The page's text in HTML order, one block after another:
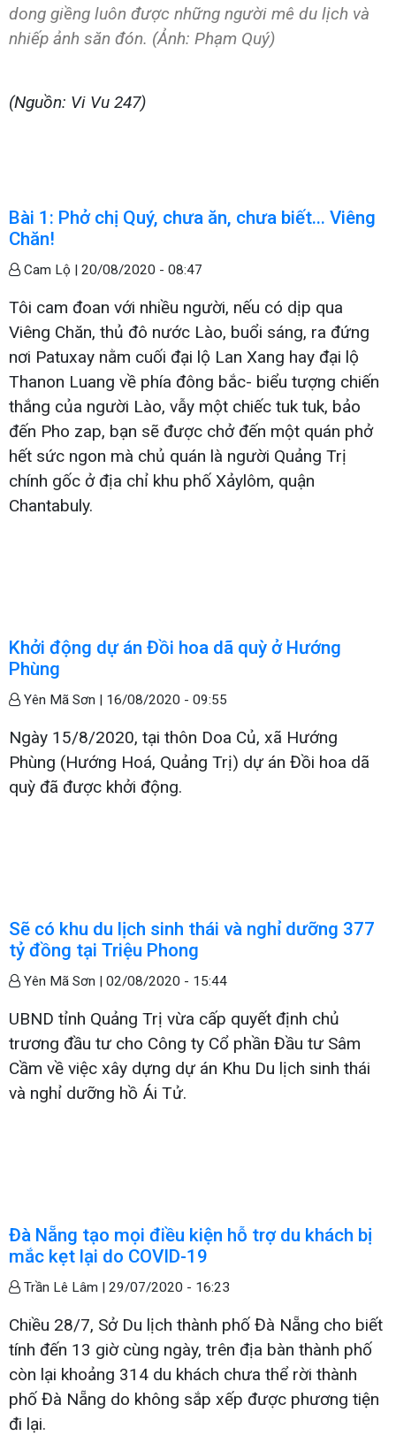
dong giềng luôn được những người mê du lịch và
nhiếp ảnh săn đón. (Ảnh: Phạm Quý)
(Nguồn: Vi Vu 247)
Bài 1: Phở chị Quý, chưa ăn, chưa biết... Viêng
Chăn!
Cam Lộ | 20/08/2020 - 08:47
Tôi cam đoan với nhiều người, nếu có dịp qua
Viêng Chăn, thủ đô nước Lào, buổi sáng, ra đứng
nơi Patuxay nằm cuối đại lộ Lan Xang hay đại lộ
Thanon Luang về phía đông bắc- biểu tượng chiến
thắng của người Lào, vẫy một chiếc tuk tuk, bảo
đến Pho zap, bạn sẽ được chở đến một quán phở
hết sức ngon mà chủ quán là người Quảng Trị
chính gốc ở địa chỉ khu phố Xảylôm, quận
Chantabuly.
Khởi động dự án Đồi hoa dã quỳ ở Hướng
Phùng
Yên Mã Sơn | 16/08/2020 - 09:55
Ngày 15/8/2020, tại thôn Doa Củ, xã Hướng
Phùng (Hướng Hoá, Quảng Trị) dự án Đồi hoa dã
quỳ đã được khởi động.
Sẽ có khu du lịch sinh thái và nghỉ dưỡng 377
tỷ đồng tại Triệu Phong
Yên Mã Sơn | 02/08/2020 - 15:44
UBND tỉnh Quảng Trị vừa cấp quyết định chủ
trương đầu tư cho Công ty Cổ phần Đầu tư Sâm
Cầm về việc xây dựng dự án Khu Du lịch sinh thái
và nghỉ dưỡng hồ Ái Tử.
Đà Nẵng tạo mọi điều kiện hỗ trợ du khách bị
mắc kẹt lại do COVID-19
Trần Lê Lâm | 29/07/2020 - 16:23
Chiều 28/7, Sở Du lịch thành phố Đà Nẵng cho biết
tính đến 13 giờ cùng ngày, trên địa bàn thành phố
còn lại khoảng 314 du khách chưa thể rời thành
phố Đà Nẵng do không sắp xếp được phương tiện
đi lại.